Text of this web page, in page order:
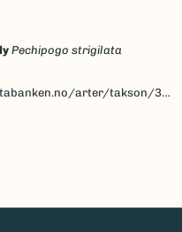
Pechipogo strigilata
arter/takson/30414/beskrivelse